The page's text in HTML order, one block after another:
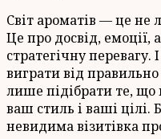
Світ ароматів — це
Це про досвід, емоції,
стратегічну перевагу.
виграти від
лише підібрати те, що
ваш стиль і ваші
невидима візитівка